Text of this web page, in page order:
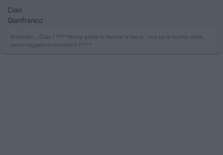
Ciao
Gianfranco
Armando....Ciao ! ****Molta gente si monta la testa....ma se la monta male,
senza leggere le istruzioni !****